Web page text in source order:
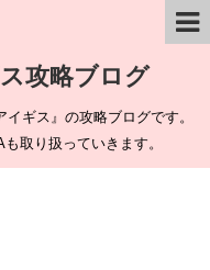
攻略ブログ
ギス』の攻略ブログです。
取り扱っていきます。